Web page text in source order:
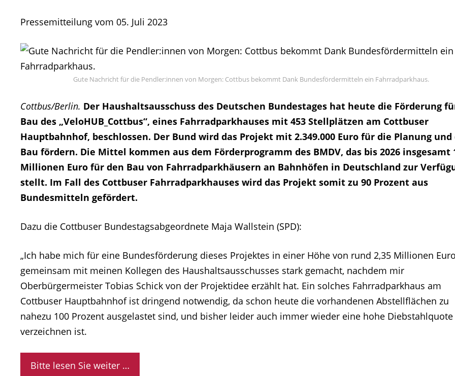
Pressemitteilung vom 05. Juli 2023
Gute Nachricht für die Pendler:innen von Morgen: Cottbus bekommt Dank Bundesfördermitteln ein Fahrradparkhaus.
Cottbus/Berlin. Der Haushaltsausschuss des Deutschen Bundestages hat heute die Förderung
Bau des „VeloHUB_Cottbus“, eines Fahrradparkhauses mit 453 Stellplätzen am Cottbuser
Hauptbahnhof, beschlossen. Der Bund wird das Projekt mit 2.349.000 Euro für die Planung und
Bau fördern. Die Mittel kommen aus dem Förderprogramm des BMDV, das bis 2026 insgesamt
Millionen Euro für den Bau von Fahrradparkhäusern an Bahnhöfen in Deutschland zur
stellt. Im Fall des Cottbuser Fahrradparkhauses wird das Projekt somit zu 90 Prozent aus
Bundesmitteln gefördert.
Dazu die Cottbuser Bundestagsabgeordnete Maja Wallstein (SPD):
„Ich habe mich für eine Bundesförderung dieses Projektes in einer Höhe von rund 2,35 Millionen Euro
gemeinsam mit meinen Kollegen des Haushaltsausschusses stark gemacht, nachdem mir
Oberbürgermeister Tobias Schick von der Projektidee erzählt hat. Ein solches Fahrradparkhaus am
Cottbuser Hauptbahnhof ist dringend notwendig, da schon heute die vorhandenen Abstellflächen zu
nahezu 100 Prozent ausgelastet sind, und bisher leider auch immer wieder eine hohe Diebstahlquote
verzeichnen ist.
Bitte lesen Sie weiter …